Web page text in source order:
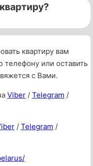
квартиру вам
телефону или оставить
с Вами.
Viber / Telegram /
/ Telegram /